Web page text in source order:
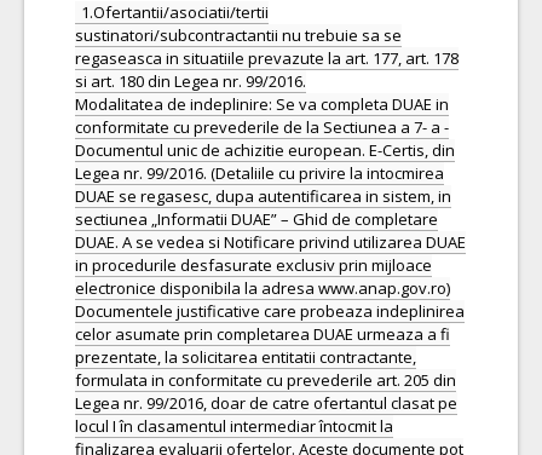
1.Ofertantii/asociatii/tertii
sustinatori/subcontractantii nu trebuie sa se
regaseasca in situatiile prevazute la art. 177, art. 178
si art. 180 din Legea nr. 99/2016.
Modalitatea de indeplinire: Se va completa DUAE in
conformitate cu prevederile de la Sectiunea a 7- a -
Documentul unic de achizitie european. E-Certis, din
Legea nr. 99/2016. (Detaliile cu privire la intocmirea
DUAE se regasesc, dupa autentificarea in sistem, in
sectiunea „Informatii DUAE” – Ghid de completare
DUAE. A se vedea si Notificare privind utilizarea DUAE
in procedurile desfasurate exclusiv prin mijloace
electronice disponibila la adresa www.anap.gov.ro)
Documentele justificative care probeaza indeplinirea
celor asumate prin completarea DUAE urmeaza a fi
prezentate, la solicitarea entitatii contractante,
formulata in conformitate cu prevederile art. 205 din
Legea nr. 99/2016, doar de catre ofertantul clasat pe
locul I în clasamentul intermediar întocmit la
finalizarea evaluarii ofertelor. Aceste documente pot